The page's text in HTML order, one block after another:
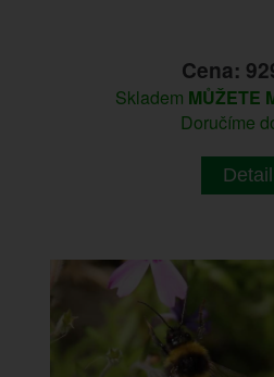
Cena:
Skladem MŮŽETE
Doručíme
Detail